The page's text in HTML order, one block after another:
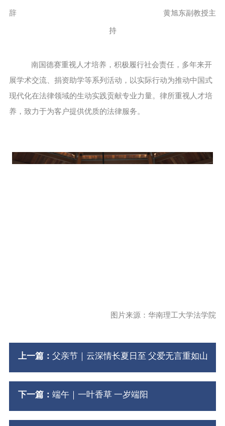
辞 黄旭东副教授主
持
南国德赛重视人才培养，积极履行社会责任，多年来开
展学术交流、捐资助学等系列活动，以实际行动为推动中国式
现代化在法律领域的生动实践贡献专业力量。律所重视人才培
养，致力于为客户提供优质的法律服务。
图片来源：华南理工大学法学院
上一篇： 父亲节｜云深情长夏日至 父爱无言重如山
下一篇： 端午｜一叶香草 一岁端阳